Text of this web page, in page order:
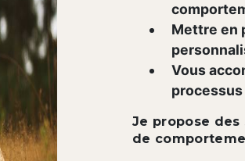
Mettre en
Vous
processus
Je propose
de